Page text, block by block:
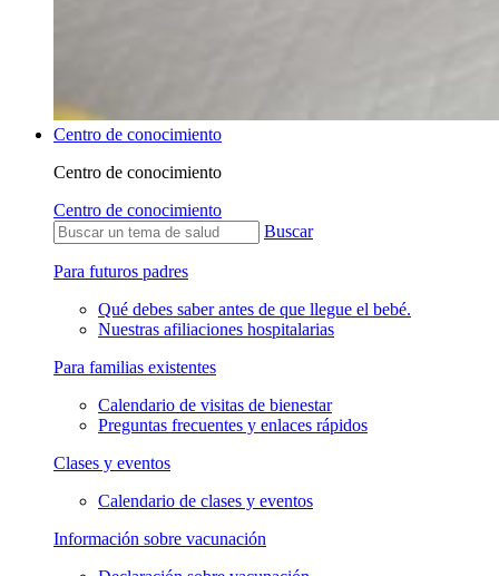
Centro de conocimiento
Centro de conocimiento
Centro de conocimiento
Buscar
Para futuros padres
Qué debes saber antes de que llegue el bebé.
Nuestras afiliaciones hospitalarias
Para familias existentes
Calendario de visitas de bienestar
Preguntas frecuentes y enlaces rápidos
Clases y eventos
Calendario de clases y eventos
Información sobre vacunación